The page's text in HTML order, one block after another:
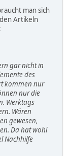
man sich
Artikeln
gar nicht in
des
kommen nur
nur die
Werktags
Wären
gewesen,
Da hat wohl
Nachhilfe